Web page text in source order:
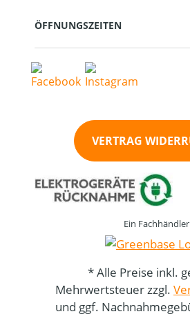
ÖFFNUNGSZEITEN
VERTRAG
Ein
* Alle Preise inkl.
Mehrwertsteuer zzgl.
und ggf.